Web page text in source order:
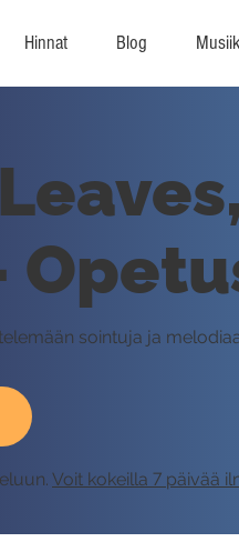
Hinnat Blog
sointuja ja
Voit kokeilla 7 päivää